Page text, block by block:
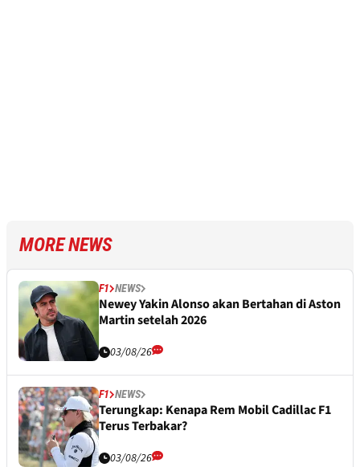
MORE NEWS
F1 NEWS
Newey Yakin Alonso akan Bertahan di Aston
Martin setelah 2026
03/08/26
F1 NEWS
Terungkap: Kenapa Rem Mobil Cadillac F1
Terus Terbakar?
03/08/26